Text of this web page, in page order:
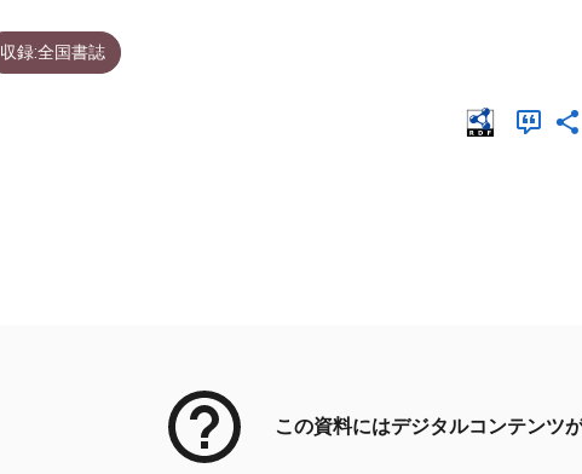
収録:全国書誌
この資料にはデジタルコンテンツ